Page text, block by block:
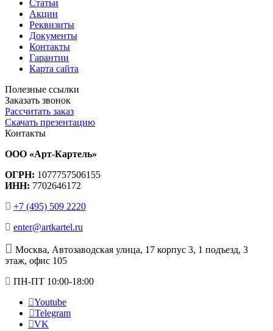
Статьи
Акции
Реквизиты
Документы
Контакты
Гарантии
Карта сайта
Полезные ссылки
Заказать звонок
Рассчитать заказ
Скачать презентацию
Контакты
ООО «Арт-Картель»
ОГРН: 1077757506155
ИНН: 7702646172
+7 (495) 509 2220
enter@artkartel.ru
Москва, Автозаводская улица, 17 корпус 3, 1 подъезд, 3
этаж, офис 105
ПН-ПТ 10:00-18:00
Youtube
Telegram
VK